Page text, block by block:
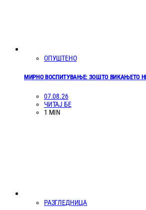
ОПУШТЕНО
МИРНО ВОСПИТУВАЊЕ: ЗОШТО ВИКАЊЕТО
07.08.26
ЧИТАЈ БЕ
1 MIN
РАЗГЛЕДНИЦА